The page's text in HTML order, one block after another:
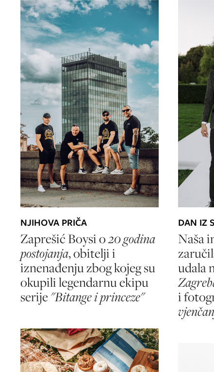
NJIHOVA PRIČA
Zaprešić Boysi o20 godina
postojanja, obitelji i
iznenađenju zbog kojeg su
okupili legendarnu ekipu
serije "Bitange i princeze"
DAN IZ
Naša
udala
i